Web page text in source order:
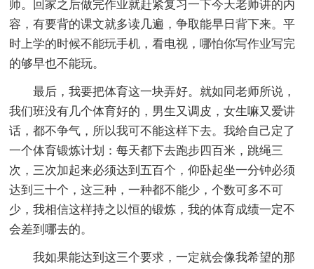
师。回家之后做完作业就赶紧复习一下今天老师讲的内
容，有要背的课文就多读几遍，争取能早日背下来。平
时上学的时候不能玩手机，看电视，哪怕你写作业写完
的够早也不能玩。
最后，我要把体育这一块弄好。就如同老师所说，
我们班没有几个体育好的，男生又调皮，女生嘛又爱讲
话，都不争气，所以我可不能这样下去。我给自己定了
一个体育锻炼计划：每天都下去跑步四百米，跳绳三
次，三次加起来必须达到五百个，仰卧起坐一分钟必须
达到三十个，这三种，一种都不能少，个数可多不可
少，我相信这样持之以恒的锻炼，我的体育成绩一定不
会差到哪去的。
我如果能达到这三个要求，一定就会像我希望的那